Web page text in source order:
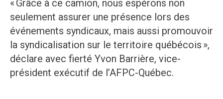
« Grâce à ce camion, nous espérons non
seulement assurer une présence lors des
événements syndicaux, mais aussi promouvoir
la syndicalisation sur le territoire québécois »,
déclare avec fierté Yvon Barrière, vice-
président exécutif de l’AFPC-Québec.